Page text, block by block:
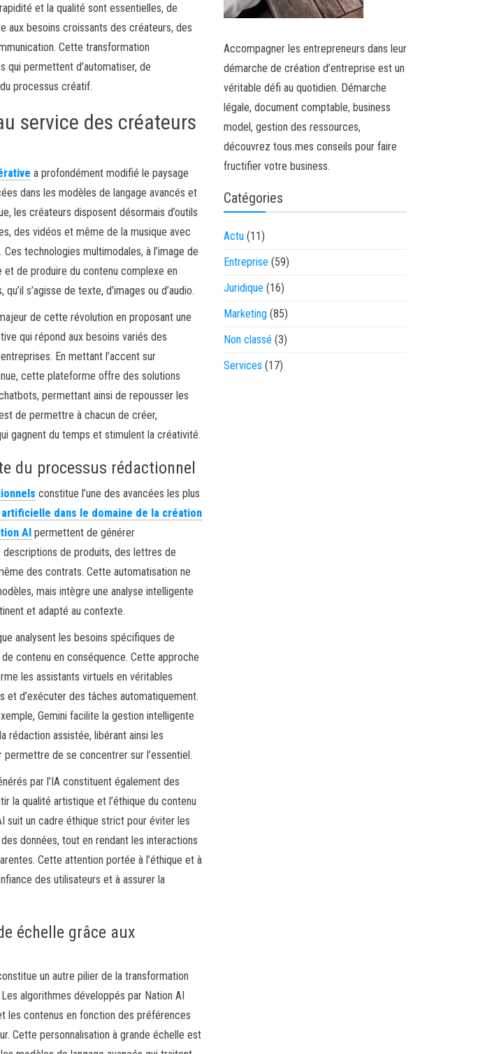
et la qualité sont essentielles, de
aux besoins croissants des créateurs, des
Cette transformation
qui permettent d’automatiser, de
processus créatif.
service des créateurs
a profondément modifié le paysage
dans les modèles de langage avancés et
les créateurs disposent désormais d’outils
des vidéos et même de la musique avec
technologies multimodales, à l’image de
de produire du contenu complexe en
s’agisse de texte, d’images ou d’audio.
de cette révolution en proposant une
qui répond aux besoins variés des
En mettant l’accent sur
cette plateforme offre des solutions
permettant ainsi de repousser les
de permettre à chacun de créer,
gagnent du temps et stimulent la créativité.
du processus rédactionnel
constitue l’une des avancées les plus
dans le domaine de la création
AI permettent de générer
de produits, des lettres de
des contrats. Cette automatisation ne
mais intègre une analyse intelligente
et adapté au contexte.
analysent les besoins spécifiques de
contenu en conséquence. Cette approche
les assistants virtuels en véritables
et d’exécuter des tâches automatiquement.
Gemini facilite la gestion intelligente
rédaction assistée, libérant ainsi les
de se concentrer sur l’essentiel.
par l’IA constituent également des
la qualité artistique et l’éthique du contenu
suit un cadre éthique strict pour éviter les
données, tout en rendant les interactions
Cette attention portée à l’éthique et à
des utilisateurs et à assurer la
échelle grâce aux
un autre pilier de la transformation
algorithmes développés par Nation AI
les contenus en fonction des préférences
Cette personnalisation à grande échelle est
Accompagner les entrepreneurs dans leur
démarche de création d’entreprise est un
véritable défi au quotidien. Démarche
légale, document comptable, business
model, gestion des ressources,
découvrez tous mes conseils pour faire
fructifier votre business.
Catégories
Actu(11)
Entreprise (59)
Juridique (16)
Marketing(85)
Non classé (3)
Services (17)